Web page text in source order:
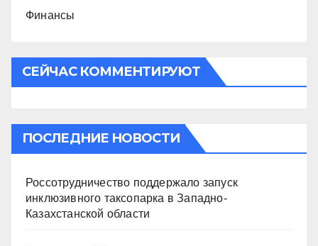
Финансы
СЕЙЧАС КОММЕНТИРУЮТ
ПОСЛЕДНИЕ НОВОСТИ
Россотрудничество поддержало запуск
инклюзивного таксопарка в Западно-
Казахстанской области